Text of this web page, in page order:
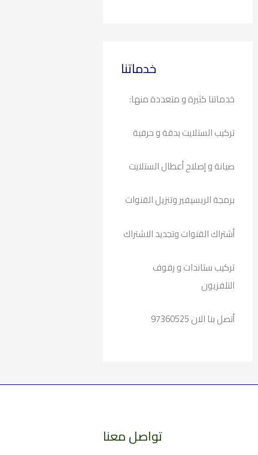
خدماتنا
خدماتنا كثيرة و متعددة منها:
تركيب الستلايت بدقة و حرفية
صيانة و إصلاح أعطال الستلايت
برمجة الريسيفير وتنزيل القنوات
أشتراك القنوات وتجديد الاشتراك
تركيب ستاندات و رفوف
التلفزيون
أتصل بنا الان 97360525
تواصل معنا
الارشيف